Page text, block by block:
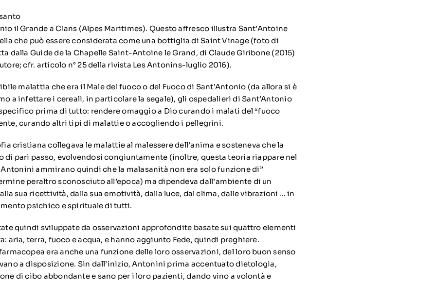
il Grande a Clans (Alpes Maritimes). Questo affresco illustra Sant’Antoine
che può essere considerata come una bottiglia di Saint Vinage (foto di
dalla Guide de la Chapelle Saint-Antoine le Grand, di Claude Giribone (2015)
cfr. articolo n° 25 della rivista Les Antonins-luglio 2016).
malattia che era il Male del fuoco o del Fuoco di Sant’Antonio (da allora si è
a infettare i cereali, in particolare la segale), gli ospedalieri di Sant’Antonio
prima di tutto: rendere omaggio a Dio curando i malati del “fuoco
curando altri tipi di malattie o accogliendo i pellegrini.
cristiana collegava le malattie al malessere dell’anima e sosteneva che la
di pari passo, evolvendosi congiuntamente (inoltre, questa teoria riappare nel
ammirano quindi che la malasanità non era solo funzione di”
peraltro sconosciuto all’epoca) ma dipendeva dall’ambiente di un
sua ricettività, dalla sua emotività, dalla luce, dal clima, dalle vibrazioni … in
psichico e spirituale di tutti.
quindi sviluppate da osservazioni approfondite basate sui quattro elementi
aria, terra, fuoco e acqua, e hanno aggiunto Fede, quindi preghiere.
era anche una funzione delle loro osservazioni, del loro buon senso
a disposizione. Sin dall’inizio, Antonini prima accentuato dietologia,
di cibo abbondante e sano per i loro pazienti, dando vino a volontà e